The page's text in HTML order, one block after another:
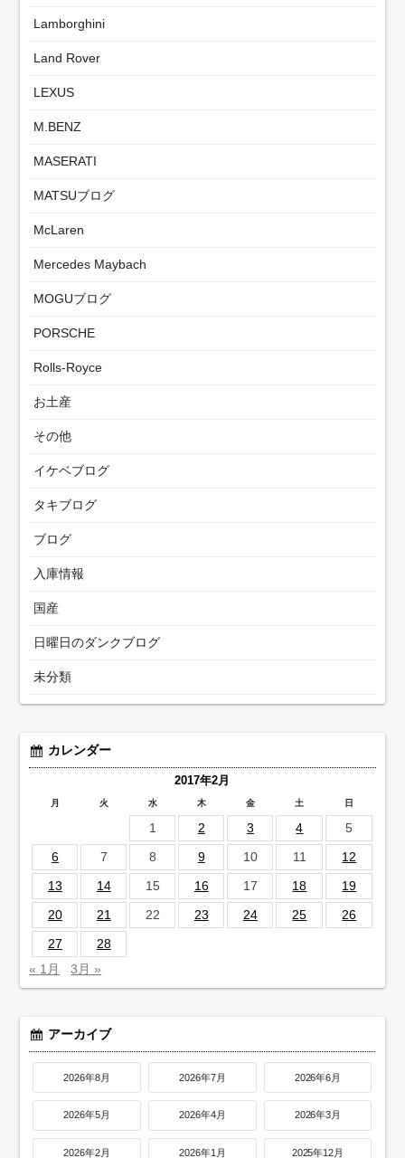
Lamborghini
Land Rover
LEXUS
M.BENZ
MASERATI
MATSUブログ
McLaren
Mercedes Maybach
MOGUブログ
PORSCHE
Rolls-Royce
お土産
その他
イケベブログ
タキブログ
ブログ
入庫情報
国産
日曜日のダンクブログ
未分類
カレンダー
2017年2月
月 火 水 木 金 土 日
1 2 3 4
5
6
7 8 9 10 11
12
13
14 15 16 17 18
19
20
21 22 23 24 25
26
27
28
« 1月
3月 »
アーカイブ
2026年8月 2026年7月 2026年6月
2026年5月 2026年4月 2026年3月
2026年2月 2026年1月 2025年12月